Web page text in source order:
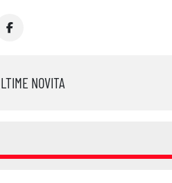
facebook
ULTIME NOVITA